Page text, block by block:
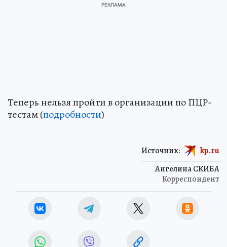
Теперь нельзя пройти в организации по ПЦР-
тестам (подробности)
Ангелина СКИБА
Корреспондент
Источник: kp.ru